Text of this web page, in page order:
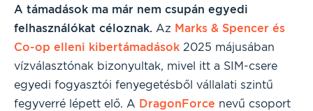
A támadások ma már nem csupán egyedi
felhasználókat céloznak. Az Marks & Spencer és
Co-op elleni kibertámadások 2025 májusában
vízválasztónak bizonyultak, mivel itt a SIM-csere
egyedi fogyasztói fenyegetésből vállalati szintű
fegyverré lépett elő. A DragonForce nevű csoport